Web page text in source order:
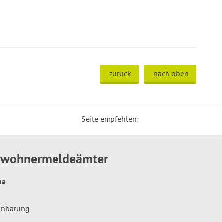
zurück nach oben
Seite empfehlen: